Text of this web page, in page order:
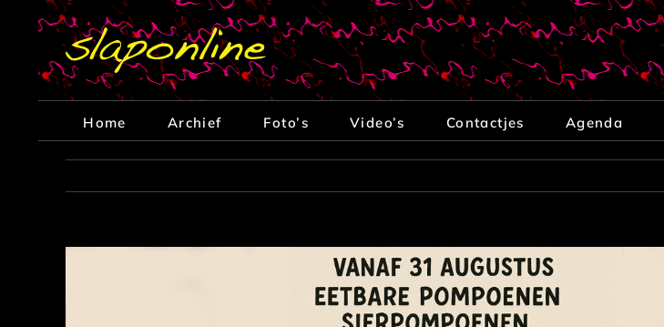
Home Archief Foto’s Video’s Contactjes Agenda